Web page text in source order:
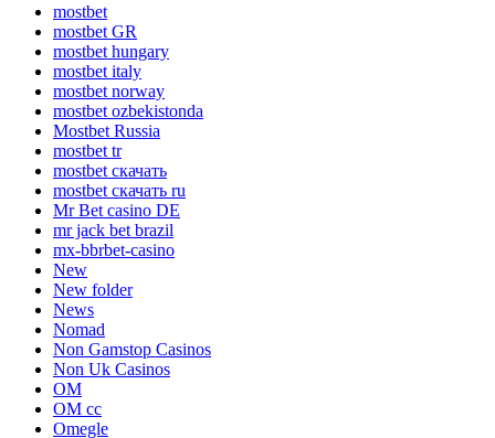
mostbet
mostbet GR
mostbet hungary
mostbet italy
mostbet norway
mostbet ozbekistonda
Mostbet Russia
mostbet tr
mostbet скачать
mostbet скачать ru
Mr Bet casino DE
mr jack bet brazil
mx-bbrbet-casino
New
New folder
News
Nomad
Non Gamstop Casinos
Non Uk Casinos
OM
OM cc
Omegle